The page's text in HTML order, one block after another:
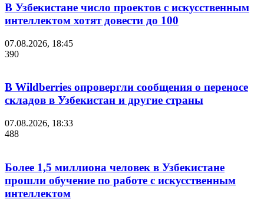
В Узбекистане число проектов с искусственным
интеллектом хотят довести до 100
07.08.2026, 18:45
390
В Wildberries опровергли сообщения о переносе
складов в Узбекистан и другие страны
07.08.2026, 18:33
488
Более 1,5 миллиона человек в Узбекистане
прошли обучение по работе с искусственным
интеллектом